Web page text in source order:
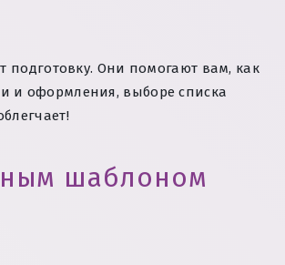
Они помогают вам, как
и оформления, выборе списка
шаблоном